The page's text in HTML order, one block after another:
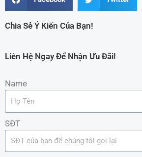
Chia Sẻ Ý Kiến Của Bạn!
Liên Hệ Ngay Để Nhận Ưu Đãi!
Name
SĐT